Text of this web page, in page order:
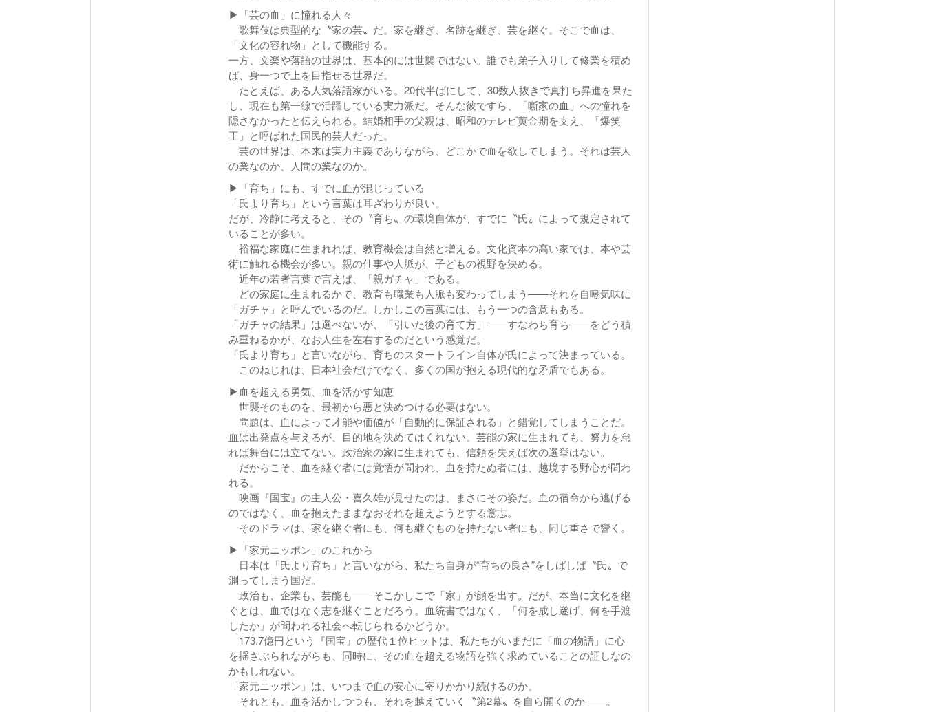
▶「芸の血」に憧れる人々
歌舞伎は典型的な〝家の芸〟だ。家を継ぎ、名跡を継ぎ、芸を継ぐ。そこで血は、
「文化の容れ物」として機能する。
一方、文楽や落語の世界は、基本的には世襲ではない。誰でも弟子入りして修業を積め
ば、身一つで上を目指せる世界だ。
たとえば、ある人気落語家がいる。20代半ばにして、30数人抜きで真打ち昇進を果た
し、現在も第一線で活躍している実力派だ。そんな彼ですら、「噺家の血」への憧れを
隠さなかったと伝えられる。結婚相手の父親は、昭和のテレビ黄金期を支え、「爆笑
王」と呼ばれた国民的芸人だった。
芸の世界は、本来は実力主義でありながら、どこかで血を欲してしまう。それは芸人
の業なのか、人間の業なのか。
▶「育ち」にも、すでに血が混じっている
「氏より育ち」という言葉は耳ざわりが良い。
だが、冷静に考えると、その〝育ち〟の環境自体が、すでに〝氏〟によって規定されて
いることが多い。
裕福な家庭に生まれれば、教育機会は自然と増える。文化資本の高い家では、本や芸
術に触れる機会が多い。親の仕事や人脈が、子どもの視野を決める。
近年の若者言葉で言えば、「親ガチャ」である。
どの家庭に生まれるかで、教育も職業も人脈も変わってしまう――それを自嘲気味に
「ガチャ」と呼んでいるのだ。しかしこの言葉には、もう一つの含意もある。
「ガチャの結果」は選べないが、「引いた後の育て方」――すなわち育ち――をどう積
み重ねるかが、なお人生を左右するのだという感覚だ。
「氏より育ち」と言いながら、育ちのスタートライン自体が氏によって決まっている。
このねじれは、日本社会だけでなく、多くの国が抱える現代的な矛盾でもある。
▶血を超える勇気、血を活かす知恵
世襲そのものを、最初から悪と決めつける必要はない。
問題は、血によって才能や価値が「自動的に保証される」と錯覚してしまうことだ。
血は出発点を与えるが、目的地を決めてはくれない。芸能の家に生まれても、努力を怠
れば舞台には立てない。政治家の家に生まれても、信頼を失えば次の選挙はない。
だからこそ、血を継ぐ者には覚悟が問われ、血を持たぬ者には、越境する野心が問わ
れる。
映画『国宝』の主人公・喜久雄が見せたのは、まさにその姿だ。血の宿命から逃げる
のではなく、血を抱えたままなおそれを超えようとする意志。
そのドラマは、家を継ぐ者にも、何も継ぐものを持たない者にも、同じ重さで響く。
▶「家元ニッポン」のこれから
日本は「氏より育ち」と言いながら、私たち自身が“育ちの良さ”をしばしば〝氏〟で
測ってしまう国だ。
政治も、企業も、芸能も――そこかしこで「家」が顔を出す。だが、本当に文化を継
ぐとは、血ではなく志を継ぐことだろう。血統書ではなく、「何を成し遂げ、何を手渡
したか」が問われる社会へ転じられるかどうか。
173.7億円という『国宝』の歴代１位ヒットは、私たちがいまだに「血の物語」に心
を揺さぶられながらも、同時に、その血を超える物語を強く求めていることの証しなの
かもしれない。
「家元ニッポン」は、いつまで血の安心に寄りかかり続けるのか。
それとも、血を活かしつつも、それを越えていく〝第2幕〟を自ら開くのか――。